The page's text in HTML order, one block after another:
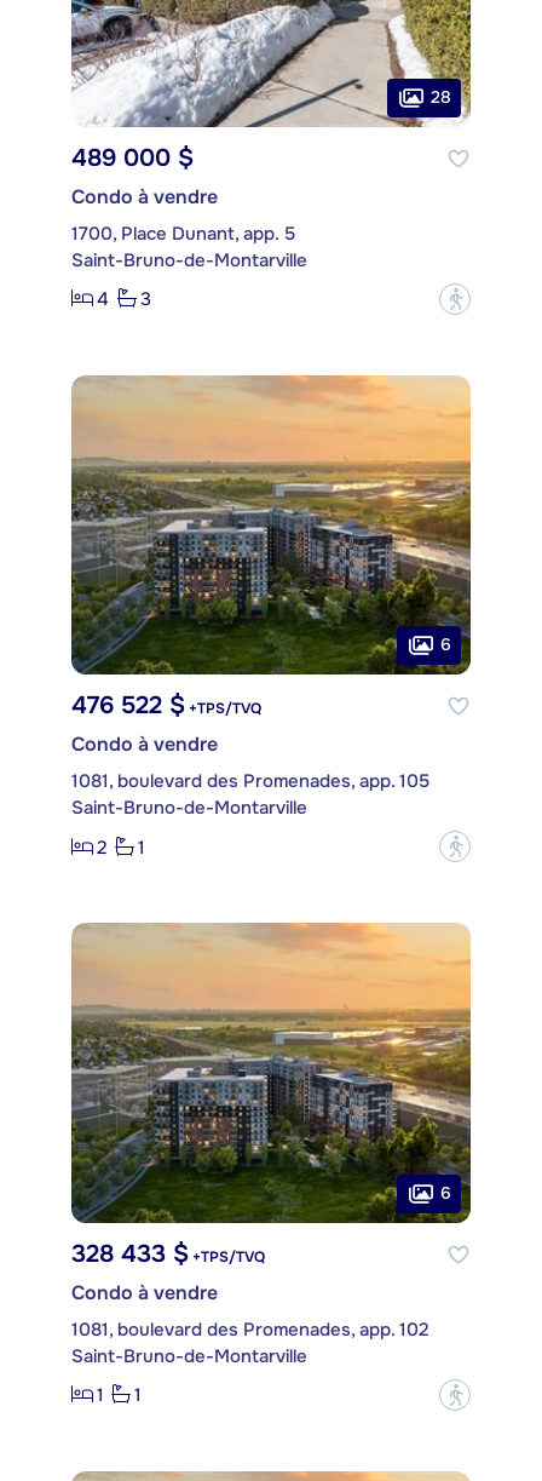
28
489 000 $
Condo à vendre
1700, Place Dunant, app. 5
Saint-Bruno-de-Montarville
4
3 ?
6
476 522 $ +TPS/TVQ
Condo à vendre
1081, boulevard des Promenades, app. 105
Saint-Bruno-de-Montarville
2
1 ?
6
328 433 $ +TPS/TVQ
Condo à vendre
1081, boulevard des Promenades, app. 102
Saint-Bruno-de-Montarville
1
1 ?